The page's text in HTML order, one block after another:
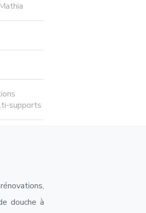
supports
douche à